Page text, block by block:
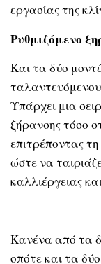
εργασίας της
Ρυθμιζόμενο
Και τα δύο
Υπάρχει μια
ξήρανσης τόσο
επιτρέποντας
ώστε να
καλλιέργειας
Κανένα από τα
οπότε και τα